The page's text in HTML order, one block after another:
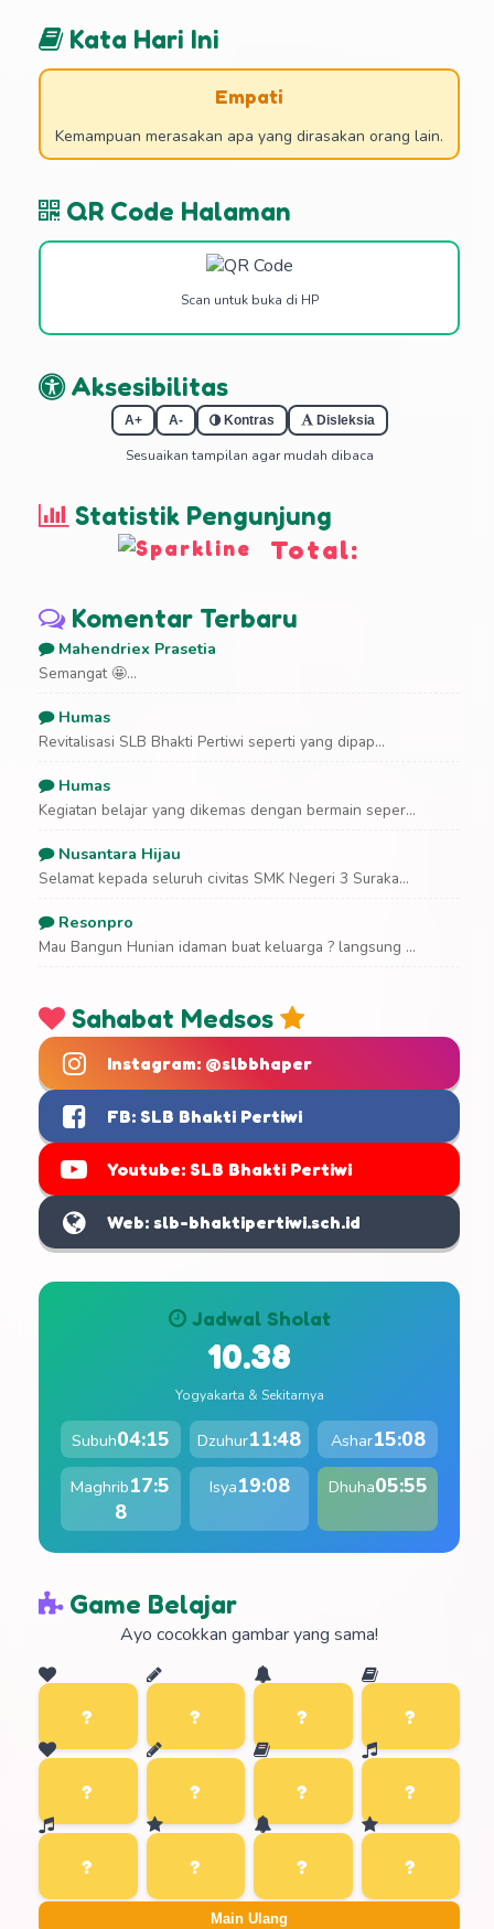
Kata Hari Ini
Empati
Kemampuan merasakan apa yang dirasakan orang lain.
QR Code Halaman
Scan untuk buka di HP
Aksesibilitas
A+ A- Kontras Disleksia
Sesuaikan tampilan agar mudah dibaca
Statistik Pengunjung
Total:
Komentar Terbaru
Mahendriex Prasetia
Semangat 🤩...
Humas
Revitalisasi SLB Bhakti Pertiwi seperti yang dipap...
Humas
Kegiatan belajar yang dikemas dengan bermain seper...
Nusantara Hijau
Selamat kepada seluruh civitas SMK Negeri 3 Suraka...
Resonpro
Mau Bangun Hunian idaman buat keluarga ? langsung ...
Sahabat Medsos
Instagram: @slbbhaper
FB: SLB Bhakti Pertiwi
Youtube: SLB Bhakti Pertiwi
Web: slb-bhaktipertiwi.sch.id
Jadwal Sholat
10.38
Yogyakarta & Sekitarnya
Subuh04:15 Dzuhur11:48 Ashar15:08
Maghrib17:5
8
Isya19:08 Dhuha05:55
Game Belajar
Ayo cocokkan gambar yang sama!
Main Ulang